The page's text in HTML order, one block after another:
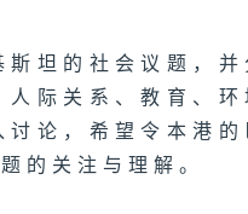
坦的社会议题，并
际关系、教育、
论，希望令本港
的关注与理解。